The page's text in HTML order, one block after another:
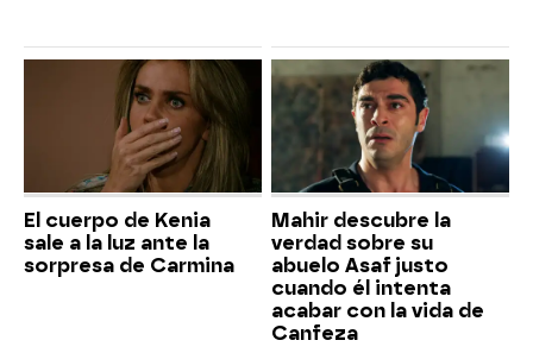
El cuerpo de Kenia
sale a la luz ante la
sorpresa de Carmina
Mahir descubre la
verdad sobre su
abuelo Asaf justo
cuando él intenta
acabar con la vida de
Canfeza